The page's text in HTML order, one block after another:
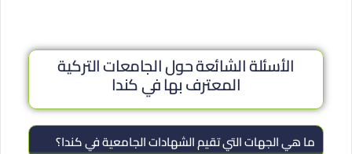
الأسئلة الشائعة حول الجامعات التركية
المعترف بها في كندا
ما هي الجهات التي تقيم الشهادات الجامعية في كندا؟